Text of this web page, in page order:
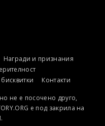
Награди и признания
Контакти
не е посочено друго,
е под закрила на